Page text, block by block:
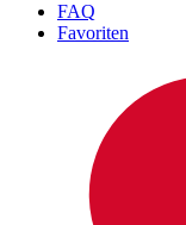
FAQ
Favoriten